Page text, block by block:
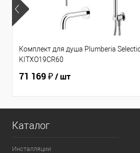
Комплект для душа Plumberia
KITXO19CR60
71 169 ₽/ шт
Каталог
Инсталляции